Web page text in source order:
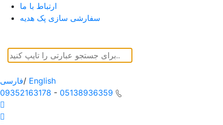
ارتباط با ما
سفارشی سازی پک هدیه
فارسی/ English
09352163178 - 05138936359